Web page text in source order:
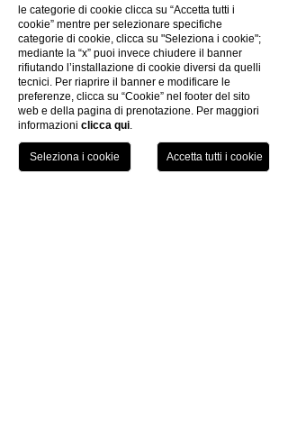
FACTURACIÓN ELECTRÓNICA
INFORMACIÓN DE COVID-19
le categorie di cookie clicca su “Accetta tutti i
cookie” mentre per selezionare specifiche
categorie di cookie, clicca su "Seleziona i cookie";
mediante la “x” puoi invece chiudere il banner
rifiutando l’installazione di cookie diversi da quelli
tecnici. Per riaprire il banner e modificare le
preferenze, clicca su “Cookie” nel footer del sito
web e della pagina di prenotazione. Per maggiori
informazioni clicca qui.